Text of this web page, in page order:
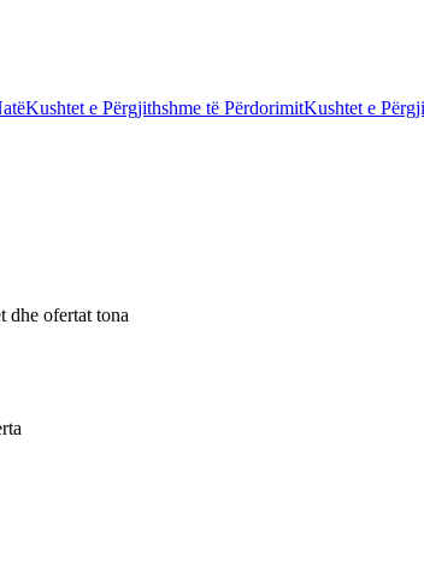
Kushtet e Përgjithshme të PërdorimitKushtet e
dhe ofertat tona